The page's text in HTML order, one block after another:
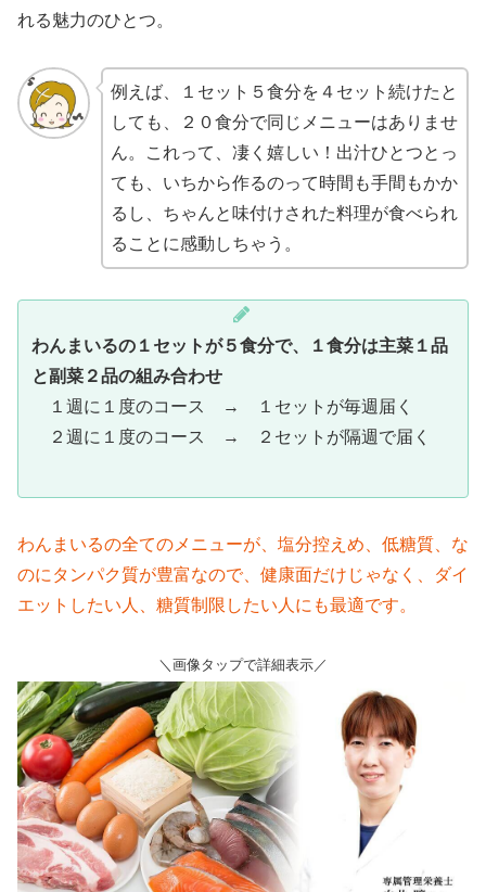
れる魅力のひとつ。
例えば、１セット５食分を４セット続けたと
しても、２０食分で同じメニューはありませ
ん。これって、凄く嬉しい！出汁ひとつとっ
ても、いちから作るのって時間も手間もかか
るし、ちゃんと味付けされた料理が食べられ
ることに感動しちゃう。
わんまいるの１セットが５食分で、１食分は主菜１品
と副菜２品の組み合わせ
１週に１度のコース → １セットが毎週届く
２週に１度のコース → ２セットが隔週で届く
わんまいるの全てのメニューが、塩分控えめ、低糖質、な
のにタンパク質が豊富なので、健康面だけじゃなく、ダイ
エットしたい人、糖質制限したい人にも最適です。
＼画像タップで詳細表示／